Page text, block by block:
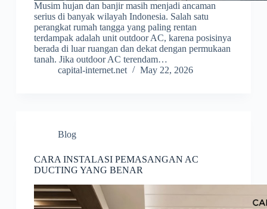
Musim hujan dan banjir masih menjadi ancaman
serius di banyak wilayah Indonesia. Salah satu
perangkat rumah tangga yang paling rentan
terdampak adalah unit outdoor AC, karena posisinya
berada di luar ruangan dan dekat dengan permukaan
tanah. Jika outdoor AC terendam…
capital-internet.net
May 22, 2026
Blog
CARA INSTALASI PEMASANGAN AC
DUCTING YANG BENAR